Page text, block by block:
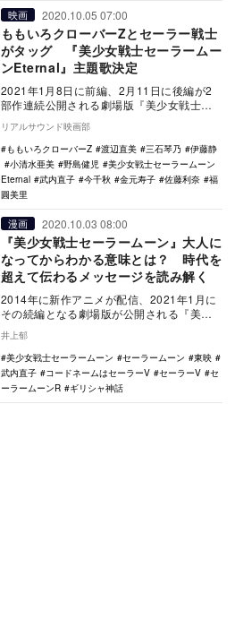
映画 2020.10.05 07:00
ももいろクローバーZとセーラー戦士
がタッグ 『美少女戦士セーラームー
ンEternal』主題歌決定
2021年1月8日に前編、2月11日に後編が2
部作連続公開される劇場版『美少女戦士セ
ーラームーンEternal』の主題歌が、もも…
リアルサウンド映画部
ももいろクローバーZ
渡辺直美 三石琴乃
伊藤静
小清水亜美
野島健児
美少女戦士セーラームーン
Eternal
武内直子 今千秋 金元寿子 佐藤利奈
福
圓美里
漫画 2020.10.03 08:00
『美少女戦士セーラームーン』大人に
なってからわかる意味とは？ 時代を
超えて伝わるメッセージを読み解く
2014年に新作アニメが配信、2021年1月に
その続編となる劇場版が公開される『美少
女戦士セーラームーン』。その人気は衰え
知らず…
井上郁
美少女戦士セーラームーン
セーラームーン
東映
武内直子
コードネームはセーラーV セーラーV
セ
ーラームーンR
ギリシャ神話